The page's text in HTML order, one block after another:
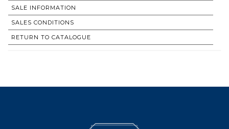
SALE INFORMATION
SALES CONDITIONS
RETURN TO CATALOGUE